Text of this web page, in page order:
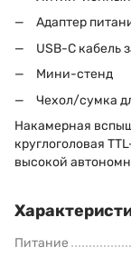
Адаптер
USB-C кабель
Мини-стенд
Чехол/сумка
Накамерная
круглоголовая
высокой
Питание